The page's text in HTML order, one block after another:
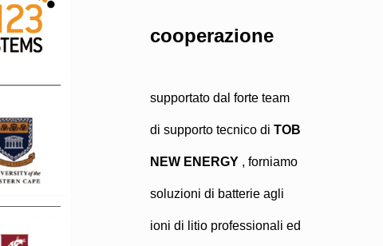
cooperazione
supportato dal forte team
di supporto tecnico di TOB
NEW ENERGY , forniamo
soluzioni di batterie agli
ioni di litio professionali ed